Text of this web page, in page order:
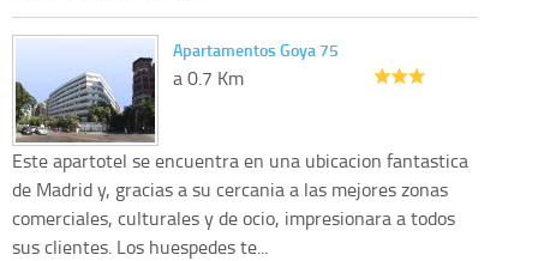
Apartamentos Goya 75
a 0.7 Km
Este apartotel se encuentra en una ubicacion fantastica
de Madrid y, gracias a su cercania a las mejores zonas
comerciales, culturales y de ocio, impresionara a todos
sus clientes. Los huespedes te...